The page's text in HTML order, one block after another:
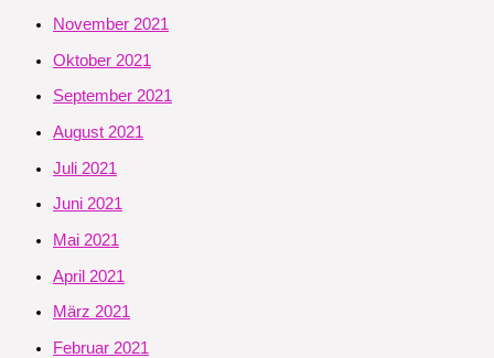
November 2021
Oktober 2021
September 2021
August 2021
Juli 2021
Juni 2021
Mai 2021
April 2021
März 2021
Februar 2021